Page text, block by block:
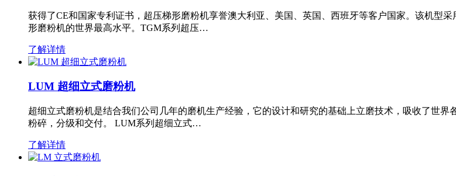
获得了CE和国家专利证书，超压梯形磨粉机享誉澳大利亚、美国、英国、西班牙等客户国家。该机型
形磨粉机的世界最高水平。TGM系列超压…
了解详情
LUM 超细立式磨粉机
超细立式磨粉机是结合我们公司几年的磨机生产经验，它的设计和研究的基础上立磨技术，吸收了世
粉碎，分级和交付。 LUM系列超细立式…
了解详情